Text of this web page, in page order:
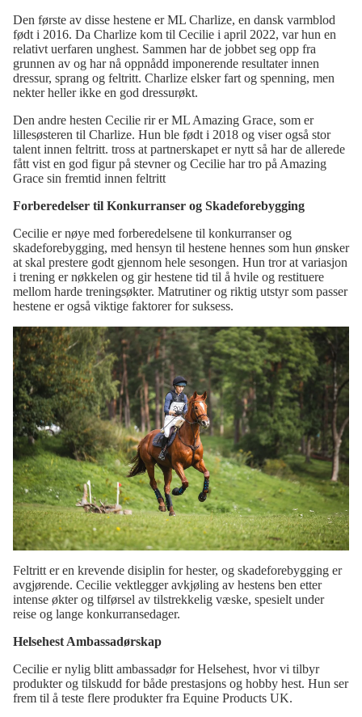
Den første av disse hestene er ML Charlize, en dansk varmblod
født i 2016. Da Charlize kom til Cecilie i april 2022, var hun en
relativt uerfaren unghest. Sammen har de jobbet seg opp fra
grunnen av og har nå oppnådd imponerende resultater innen
dressur, sprang og feltritt. Charlize elsker fart og spenning, men
nekter heller ikke en god dressurøkt.
Den andre hesten Cecilie rir er ML Amazing Grace, som er
lillesøsteren til Charlize. Hun ble født i 2018 og viser også stor
talent innen feltritt. tross at partnerskapet er nytt så har de allerede
fått vist en god figur på stevner og Cecilie har tro på Amazing
Grace sin fremtid innen feltritt
Forberedelser til Konkurranser og Skadeforebygging
Cecilie er nøye med forberedelsene til konkurranser og
skadeforebygging, med hensyn til hestene hennes som hun ønsker
at skal prestere godt gjennom hele sesongen. Hun tror at variasjon
i trening er nøkkelen og gir hestene tid til å hvile og restituere
mellom harde treningsøkter. Matrutiner og riktig utstyr som passer
hestene er også viktige faktorer for suksess.
Feltritt er en krevende disiplin for hester, og skadeforebygging er
avgjørende. Cecilie vektlegger avkjøling av hestens ben etter
intense økter og tilførsel av tilstrekkelig væske, spesielt under
reise og lange konkurransedager.
Helsehest Ambassadørskap
Cecilie er nylig blitt ambassadør for Helsehest, hvor vi tilbyr
produkter og tilskudd for både prestasjons og hobby hest. Hun ser
frem til å teste flere produkter fra Equine Products UK.